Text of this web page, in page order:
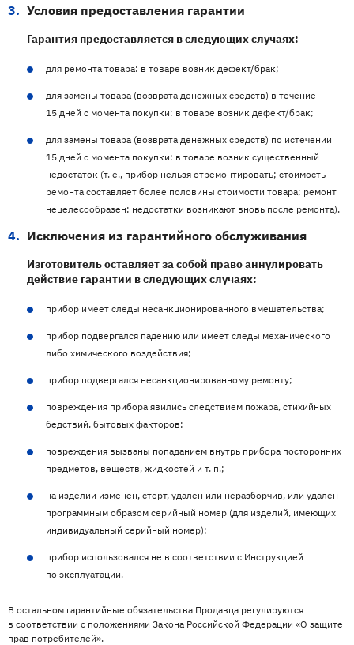
Условия предоставления гарантии
Гарантия предоставляется в следующих случаях:
для ремонта товара: в товаре возник дефект/брак;
для замены товара (возврата денежных средств) в течение
15 дней с момента покупки: в товаре возник дефект/брак;
для замены товара (возврата денежных средств) по истечении
15 дней с момента покупки: в товаре возник существенный
недостаток (т. е., прибор нельзя отремонтировать; стоимость
ремонта составляет более половины стоимости товара; ремонт
нецелесообразен; недостатки возникают вновь после ремонта).
Исключения из гарантийного обслуживания
Изготовитель оставляет за собой право аннулировать
действие гарантии в следующих случаях:
прибор имеет следы несанкционированного вмешательства;
прибор подвергался падению или имеет следы механического
либо химического воздействия;
прибор подвергался несанкционированному ремонту;
повреждения прибора явились следствием пожара, стихийных
бедствий, бытовых факторов;
повреждения вызваны попаданием внутрь прибора посторонних
предметов, веществ, жидкостей и т. п.;
на изделии изменен, стерт, удален или неразборчив, или удален
программным образом серийный номер (для изделий, имеющих
индивидуальный серийный номер);
прибор использовался не в соответствии с Инструкцией
по эксплуатации.
В остальном гарантийные обязательства Продавца регулируются
в соответствии с положениями Закона Российской Федерации «О защите
прав потребителей».